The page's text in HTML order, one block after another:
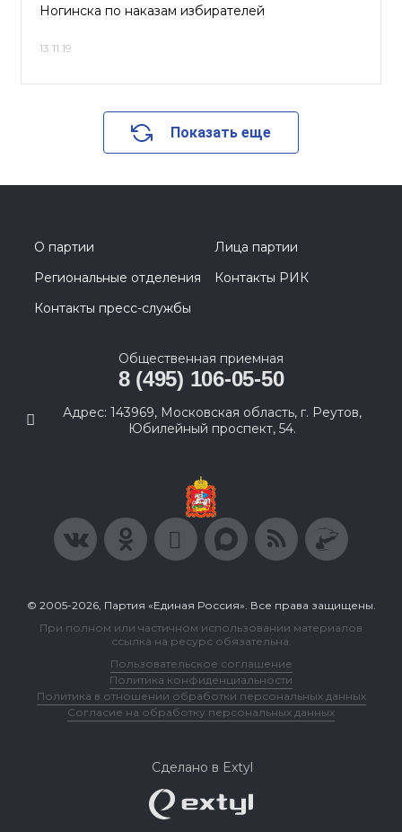
Ногинска по наказам избирателей
13.11.19
Показать еще
О партии
Лица партии
Региональные отделения
Контакты РИК
Контакты пресс-службы
Общественная приемная
8 (495) 106-05-50
Адрес: 143969, Московская область, г. Реутов,
Юбилейный проспект, 54.
© 2005-2026, Партия «Единая Россия». Все права защищены.
При полном или частичном использовании материалов
ссылка на ресурс обязательна.
Пользовательское соглашение
Политика конфиденциальности
Политика в отношении обработки персональных данных
Согласие на обработку персональных данных
Сделано в Extyl